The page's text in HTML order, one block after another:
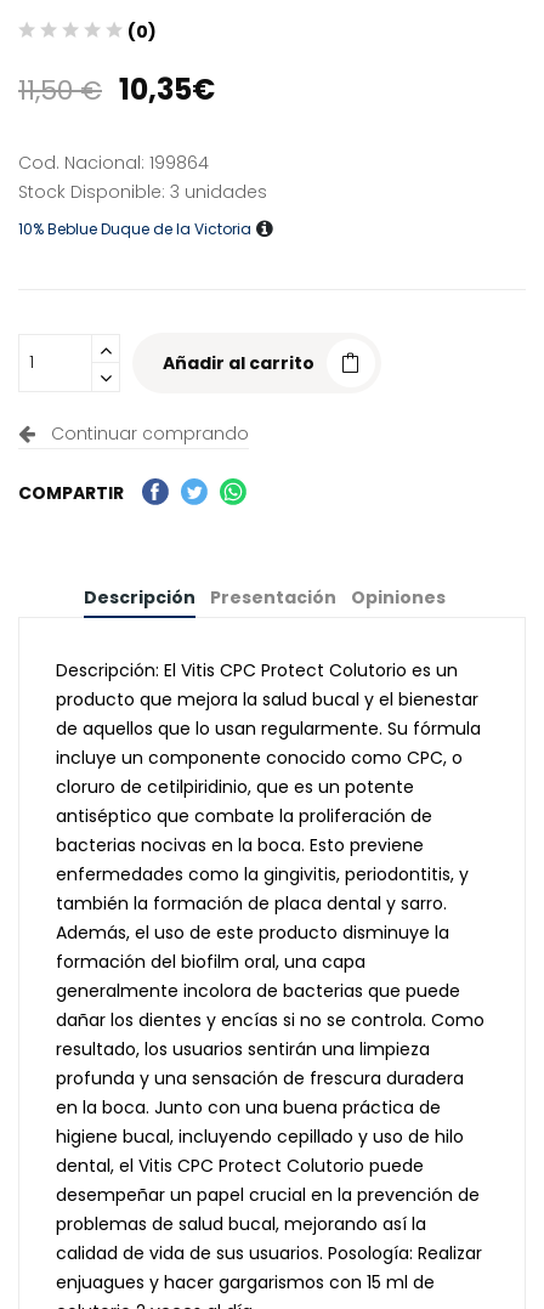
(0)
11,50 € 10,35€
Cod. Nacional: 199864
Stock Disponible: 3 unidades
10% Beblue Duque de la Victoria
Añadir al carrito
Continuar comprando
COMPARTIR
Descripción Presentación Opiniones
Descripción: El Vitis CPC Protect Colutorio es un
producto que mejora la salud bucal y el bienestar
de aquellos que lo usan regularmente. Su fórmula
incluye un componente conocido como CPC, o
cloruro de cetilpiridinio, que es un potente
antiséptico que combate la proliferación de
bacterias nocivas en la boca. Esto previene
enfermedades como la gingivitis, periodontitis, y
también la formación de placa dental y sarro.
Además, el uso de este producto disminuye la
formación del biofilm oral, una capa
generalmente incolora de bacterias que puede
dañar los dientes y encías si no se controla. Como
resultado, los usuarios sentirán una limpieza
profunda y una sensación de frescura duradera
en la boca. Junto con una buena práctica de
higiene bucal, incluyendo cepillado y uso de hilo
dental, el Vitis CPC Protect Colutorio puede
desempeñar un papel crucial en la prevención de
problemas de salud bucal, mejorando así la
calidad de vida de sus usuarios. Posología: Realizar
enjuagues y hacer gargarismos con 15 ml de